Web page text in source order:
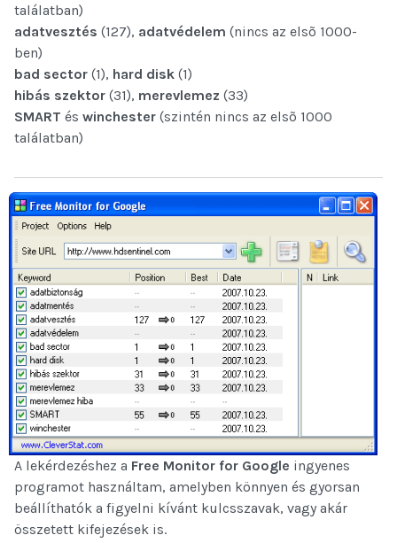
találatban)
adatvesztés (127), adatvédelem (nincs az elsõ 1000-
ben)
bad sector (1), hard disk (1)
hibás szektor (31), merevlemez (33)
SMART és winchester (szintén nincs az elsõ 1000
találatban)
A lekérdezéshez a Free Monitor for Google ingyenes
programot használtam, amelyben könnyen és gyorsan
beállíthatók a figyelni kívánt kulcsszavak, vagy akár
összetett kifejezések is.